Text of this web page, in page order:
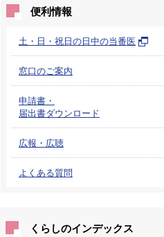
便利情報
土・日・祝日の日中の当番医
窓口のご案内
申請書・
届出書ダウンロード
広報・広聴
よくある質問
くらしのインデックス